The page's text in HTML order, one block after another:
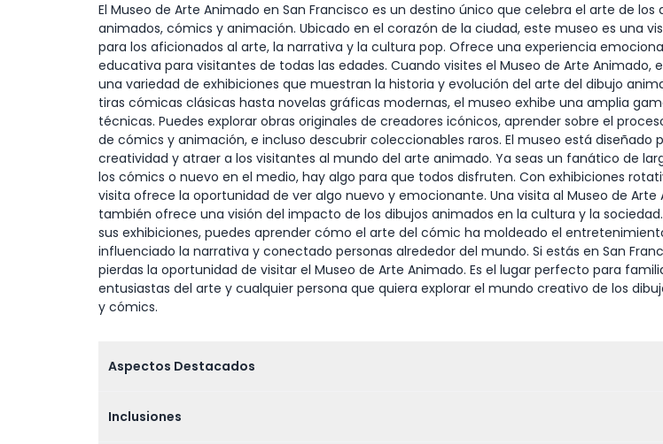
El Museo de Arte Animado en San Francisco es un destino único que celebra el arte de los
animados, cómics y animación. Ubicado en el corazón de la ciudad, este museo es una
para los aficionados al arte, la narrativa y la cultura pop. Ofrece una experiencia
educativa para visitantes de todas las edades. Cuando visites el Museo de Arte Animado,
una variedad de exhibiciones que muestran la historia y evolución del arte del dibujo
tiras cómicas clásicas hasta novelas gráficas modernas, el museo exhibe una amplia
técnicas. Puedes explorar obras originales de creadores icónicos, aprender sobre el
de cómics y animación, e incluso descubrir coleccionables raros. El museo está diseñado
creatividad y atraer a los visitantes al mundo del arte animado. Ya seas un fanático de
los cómics o nuevo en el medio, hay algo para que todos disfruten. Con exhibiciones
visita ofrece la oportunidad de ver algo nuevo y emocionante. Una visita al Museo de Arte
también ofrece una visión del impacto de los dibujos animados en la cultura y la
sus exhibiciones, puedes aprender cómo el arte del cómic ha moldeado el
influenciado la narrativa y conectado personas alrededor del mundo. Si estás en San
pierdas la oportunidad de visitar el Museo de Arte Animado. Es el lugar perfecto para
entusiastas del arte y cualquier persona que quiera explorar el mundo creativo de los
y cómics.
Aspectos Destacados
Inclusiones